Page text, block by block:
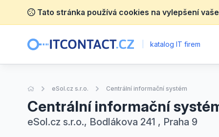
Tato stránka používá cookies na vylepšení
katalog IT firem
Úvodní stránka
eSol.cz s.r.o. Centrální informační systém
Centrální informační
eSol.cz s.r.o., Bodlákova 241 , Praha 9